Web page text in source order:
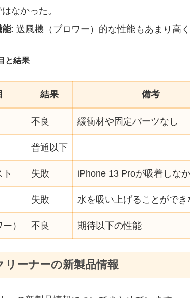
なかった。
能: 送風機（ブロワー）的な性能もあまり高く
と結果
結果 備考
不良 緩衝材や固定パーツなし
普通以下
失敗 iPhone 13 Proが吸着しな
失敗 水を吸い上げることができ
） 不良 期待以下の性能
リーナーの新製品情報